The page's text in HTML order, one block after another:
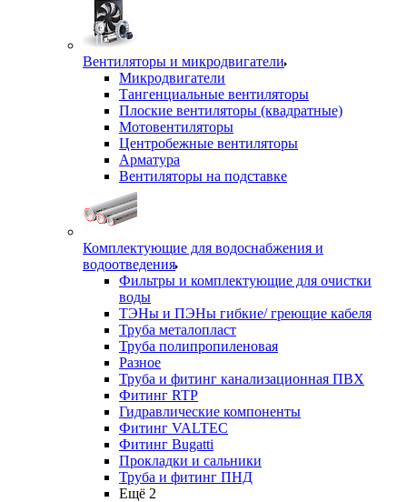
Вентиляторы и микродвигатели
Микродвигатели
Тангенциальные вентиляторы
Плоские вентиляторы (квадратные)
Мотовентиляторы
Центробежные вентиляторы
Арматура
Вентиляторы на подставке
Комплектующие для водоснабжения и
водоотведения
Фильтры и комплектующие для очистки
воды
ТЭНы и ПЭНы гибкие/ греющие кабеля
Труба металопласт
Труба полипропиленовая
Разное
Труба и фитинг канализационная ПВХ
Фитинг RTP
Гидравлические компоненты
Фитинг VALTEC
Фитинг Bugatti
Прокладки и сальники
Труба и фитинг ПНД
Ещё 2